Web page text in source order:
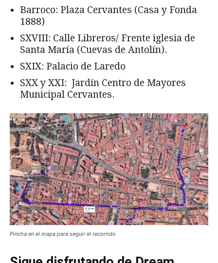
Barroco: Plaza Cervantes (Casa y Fonda
1888)
SXVIII: Calle Libreros/ Frente iglesia de
Santa María (Cuevas de Antolín).
SXIX: Palacio de Laredo
SXX y XXI: Jardín Centro de Mayores
Municipal Cervantes.
Pincha en el mapa para seguir el recorrido